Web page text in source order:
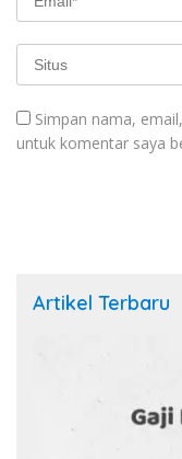
Simpan nama,
untuk komentar saya
Artikel Terbaru